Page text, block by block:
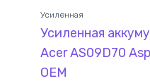
Усиленная
Усиленная
Acer AS09D70
OEM